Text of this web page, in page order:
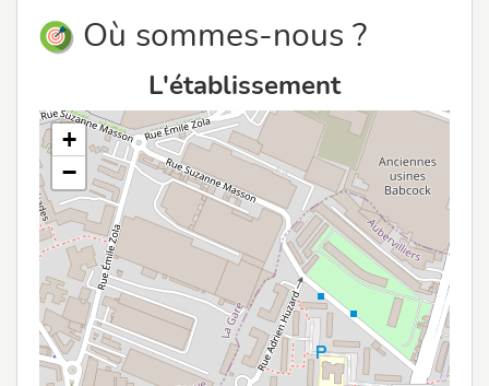
Où sommes-nous ?
L'établissement
+
−